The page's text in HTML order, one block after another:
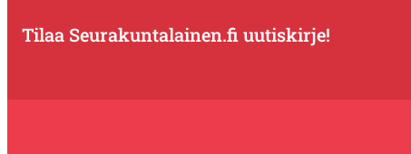
Tilaa Seurakuntalainen.fi uutiskirje!